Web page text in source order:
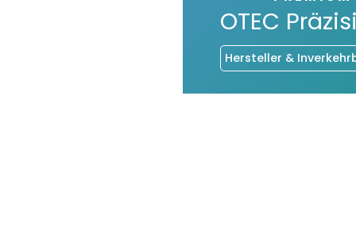
OTEC
Hersteller &